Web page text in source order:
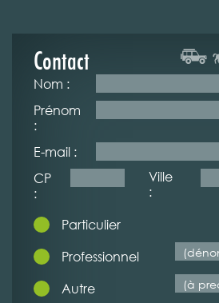
Contact
Nom :
Prénom
:
E-mail :
CP
:
Ville
:
Particulier
Professionnel
Autre